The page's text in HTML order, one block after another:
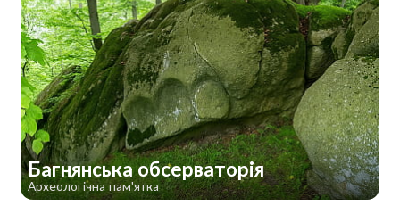
Багнянська обсерваторія
Археологічна пам'ятка